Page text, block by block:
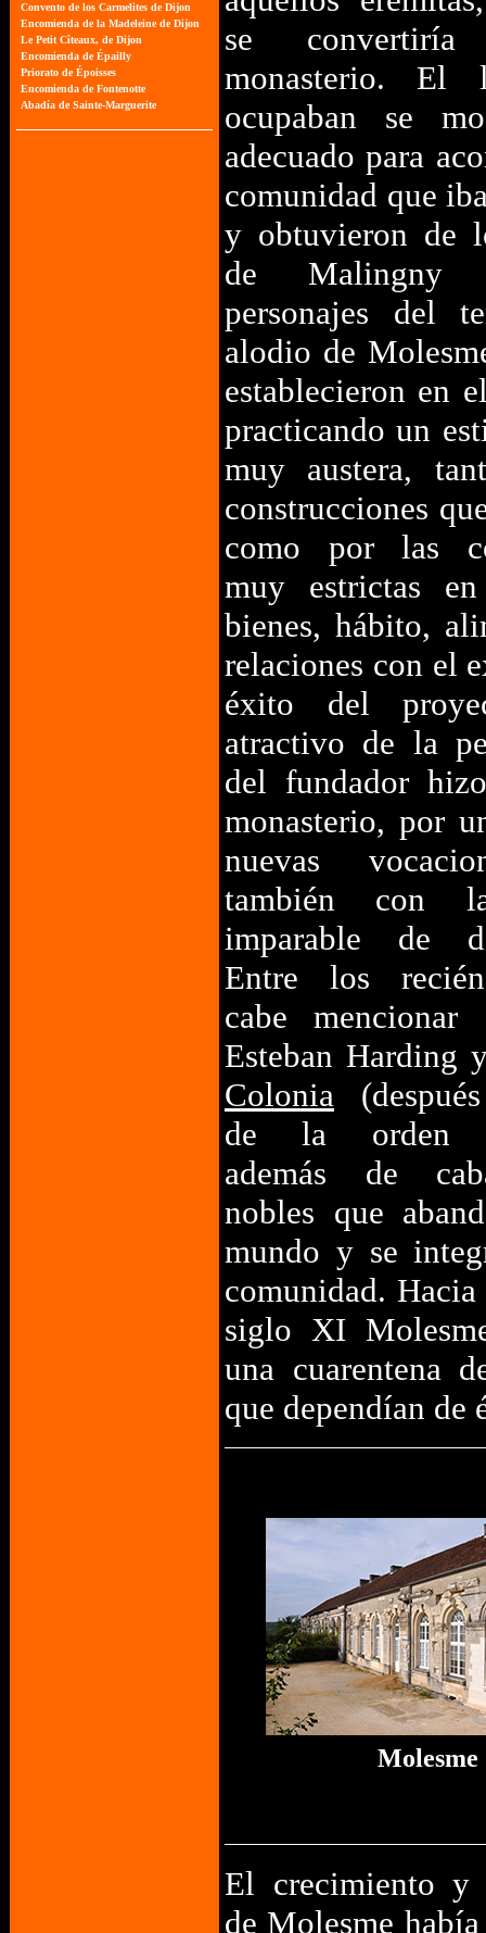
se
monasterio. El
ocupaban se
adecuado para
comunidad que
y obtuvieron de
de
personajes del
alodio de
establecieron en
practicando un
muy austera,
construcciones
como por las
muy estrictas
bienes, hábito,
relaciones con el
éxito del
atractivo de la
del fundador
monasterio, por
nuevas
también con
imparable de
Entre los
cabe
Esteban Harding
Colonia
de la orden
además de
nobles que
mundo y se
comunidad.
siglo XI
una cuarentena
que dependían de
Molesme
El crecimiento y
de Molesme